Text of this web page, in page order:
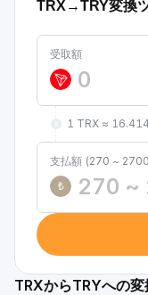
TRX→TRY変換
受取額
1 TRX ≈
支払額 (270 ~
₺
TRXからTRYへの変